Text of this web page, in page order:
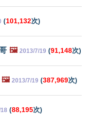
(101,132次)
🖼️ 2013/7/19 (91,148次)
🖼️ 2013/7/19 (387,969次)
(88,195次)